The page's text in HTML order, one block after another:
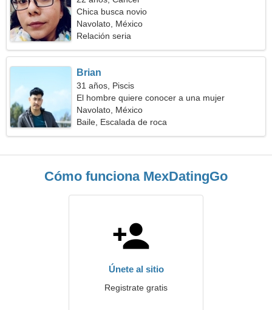
Chica busca novio
Navolato, México
Relación seria
Brian
31 años, Piscis
El hombre quiere conocer a una mujer
Navolato, México
Baile, Escalada de roca
Cómo funciona MexDatingGo
Únete al sitio
Registrate gratis